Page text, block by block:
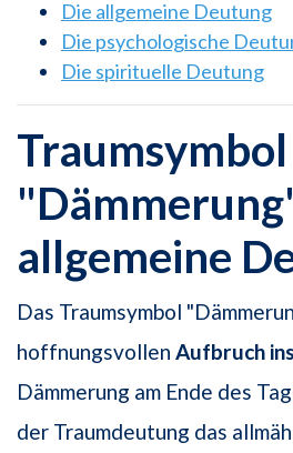
Die allgemeine Deutung
Die psychologische
Die spirituelle Deutung
Traumsymbol
allgemeine
Das Traumsymbol
hoffnungsvollen Aufbruch
Dämmerung am Ende des
der Traumdeutung das